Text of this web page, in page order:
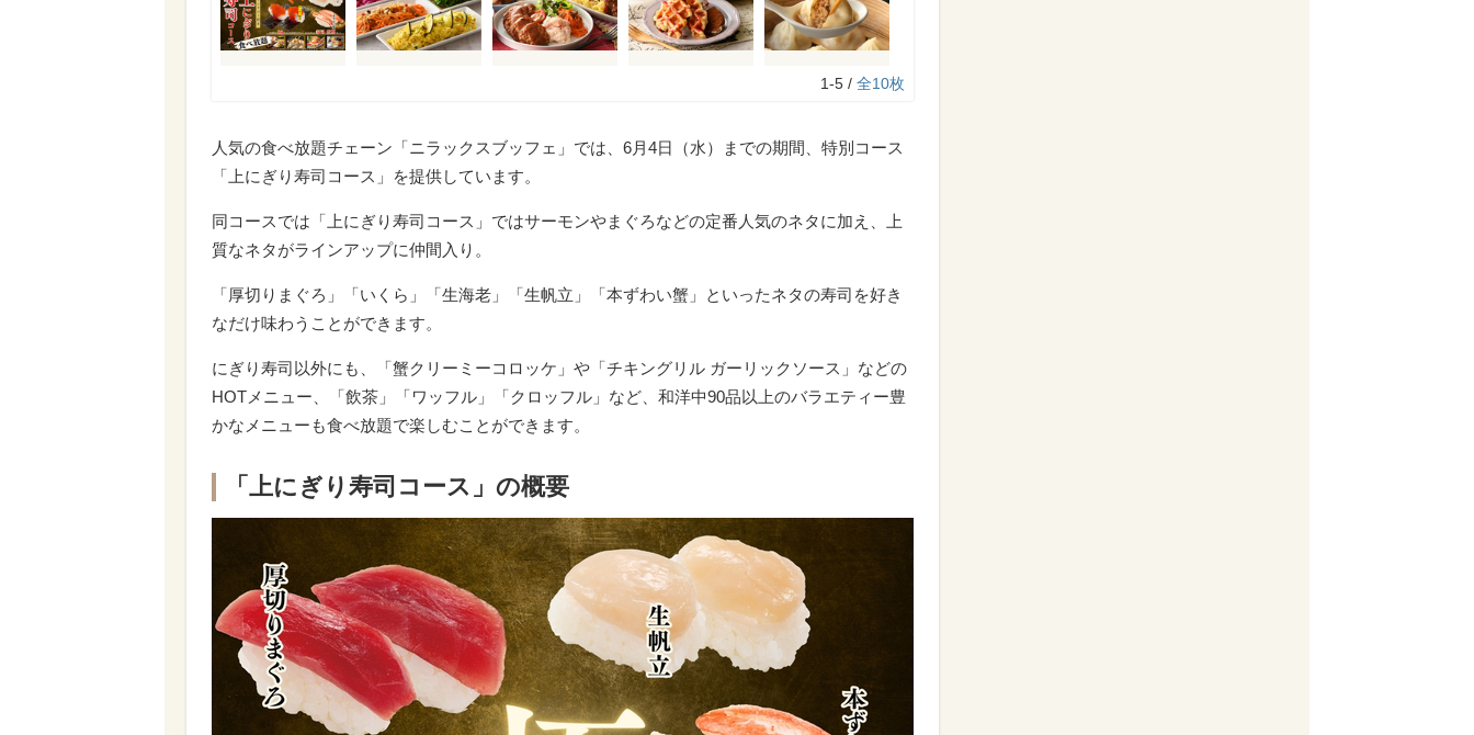
1-5 / 全10枚
人気の食べ放題チェーン「ニラックスブッフェ」では、6月4日（水）までの期間、特別コース
「上にぎり寿司コース」を提供しています。
同コースでは「上にぎり寿司コース」ではサーモンやまぐろなどの定番人気のネタに加え、上
質なネタがラインアップに仲間入り。
「厚切りまぐろ」「いくら」「生海老」「生帆立」「本ずわい蟹」といったネタの寿司を好き
なだけ味わうことができます。
にぎり寿司以外にも、「蟹クリーミーコロッケ」や「チキングリル ガーリックソース」などの
HOTメニュー、「飲茶」「ワッフル」「クロッフル」など、和洋中90品以上のバラエティー豊
かなメニューも食べ放題で楽しむことができます。
「上にぎり寿司コース」の概要